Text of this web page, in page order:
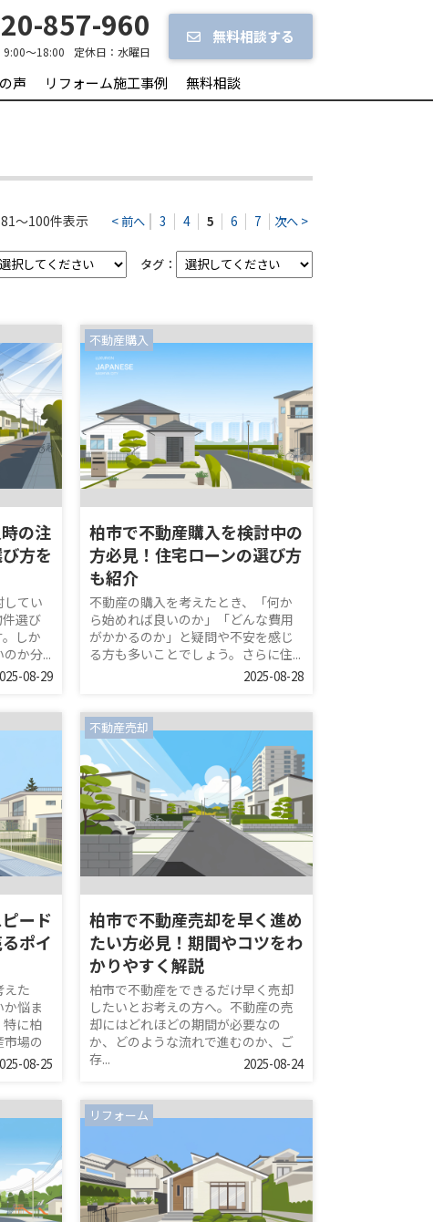
857-960
9:00～18:00 定休日： 水曜日
無料相談する
声 リフォーム施工事例 無料相談
81～100件表示 < 前へ 3 4 5 6 7 次へ >
タグ：
の注
方を
してい
選び
しか
か分...
08-29
不動産購入
柏市で不動産購入を検討中の
方必見！住宅ローンの選び方
も紹介
不動産の購入を考えたとき、「何か
ら始めれば良いのか」「どんな費用
がかかるのか」と疑問や不安を感じ
る方も多いことでしょう。さらに住...
2025-08-28
ード
ポイ
えた
悩ま
特に柏
場の
08-25
不動産売却
柏市で不動産売却を早く進め
たい方必見！期間やコツをわ
かりやすく解説
柏市で不動産をできるだけ早く売却
したいとお考えの方へ。不動産の売
却にはどれほどの期間が必要なの
か、どのような流れで進むのか、ご
存...
2025-08-24
リフォーム